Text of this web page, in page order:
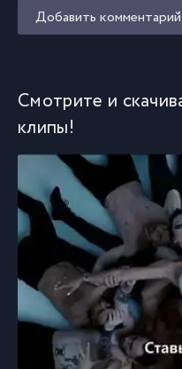
Добавить комментарий
Смотрите и
клипы!